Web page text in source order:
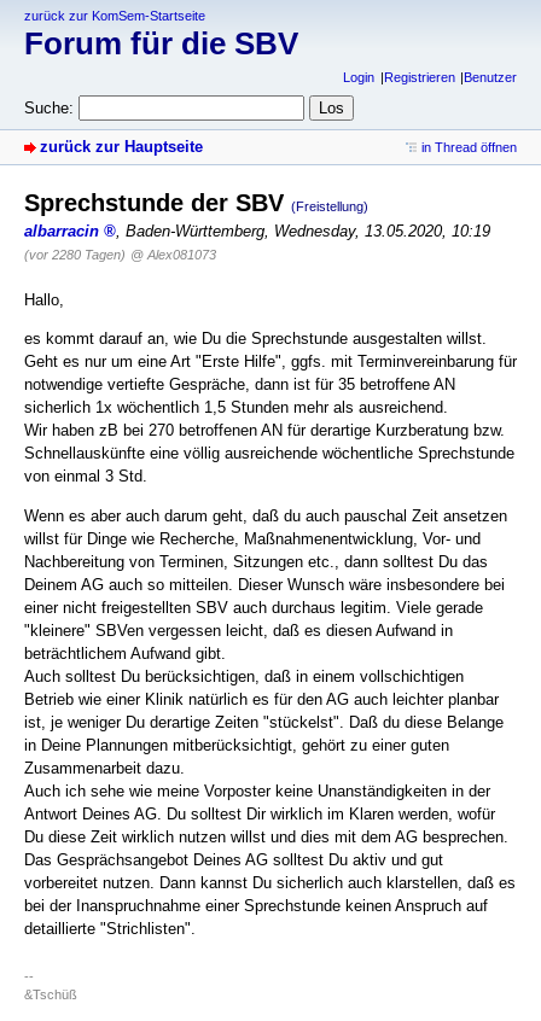
zurück zur KomSem-Startseite
Forum für die SBV
Login Registrieren Benutzer
Suche:
zurück zur Hauptseite in Thread öffnen
Sprechstunde der SBV (Freistellung)
albarracin , Baden-Württemberg, Wednesday, 13.05.2020, 10:19
(vor 2280 Tagen) @ Alex081073
Hallo,
es kommt darauf an, wie Du die Sprechstunde ausgestalten willst.
Geht es nur um eine Art "Erste Hilfe", ggfs. mit Terminvereinbarung für
notwendige vertiefte Gespräche, dann ist für 35 betroffene AN
sicherlich 1x wöchentlich 1,5 Stunden mehr als ausreichend.
Wir haben zB bei 270 betroffenen AN für derartige Kurzberatung bzw.
Schnellauskünfte eine völlig ausreichende wöchentliche Sprechstunde
von einmal 3 Std.
Wenn es aber auch darum geht, daß du auch pauschal Zeit ansetzen
willst für Dinge wie Recherche, Maßnahmenentwicklung, Vor- und
Nachbereitung von Terminen, Sitzungen etc., dann solltest Du das
Deinem AG auch so mitteilen. Dieser Wunsch wäre insbesondere bei
einer nicht freigestellten SBV auch durchaus legitim. Viele gerade
"kleinere" SBVen vergessen leicht, daß es diesen Aufwand in
beträchtlichem Aufwand gibt.
Auch solltest Du berücksichtigen, daß in einem vollschichtigen
Betrieb wie einer Klinik natürlich es für den AG auch leichter planbar
ist, je weniger Du derartige Zeiten "stückelst". Daß du diese Belange
in Deine Plannungen mitberücksichtigt, gehört zu einer guten
Zusammenarbeit dazu.
Auch ich sehe wie meine Vorposter keine Unanständigkeiten in der
Antwort Deines AG. Du solltest Dir wirklich im Klaren werden, wofür
Du diese Zeit wirklich nutzen willst und dies mit dem AG besprechen.
Das Gesprächsangebot Deines AG solltest Du aktiv und gut
vorbereitet nutzen. Dann kannst Du sicherlich auch klarstellen, daß es
bei der Inanspruchnahme einer Sprechstunde keinen Anspruch auf
detaillierte "Strichlisten".
--
&Tschüß